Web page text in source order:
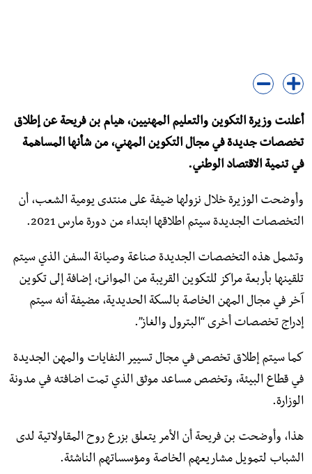
أعلنت وزيرة التكوين والتعليم المهنيين، هيام بن فريحة عن إطلاق
تخصصات جديدة في مجال التكوين المهني، من شأنها المساهمة
في تنمية الاقتصاد الوطني.
وأوضحت الوزيرة خلال نزولها ضيفة على منتدى يومية الشعب، أن
التخصصات الجديدة سيتم اطلاقها ابتداء من دورة مارس 2021.
وتشمل هذه التخصصات الجديدة صناعة وصيانة السفن الذي سيتم
تلقينها بأربعة مراكز للتكوين القريبة من الموانئ، إضافة إلى تكوين
آخر في مجال المهن الخاصة بالسكة الحديدية، مضيفة أنه سيتم
إدراج تخصصات أخرى “البترول والغاز”.
كما سيتم إطلاق تخصص في مجال تسيير النفايات والمهن الجديدة
في قطاع البيئة، وتخصص مساعد موثق الذي تمت اضافته في مدونة
الوزارة.
هذا، وأوضحت بن فريحة أن الأمر يتعلق بزرع روح المقاولاتية لدى
الشباب لتمويل مشاريعهم الخاصة ومؤسساتهم الناشئة.